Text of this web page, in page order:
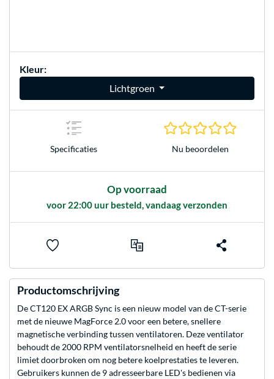
Kleur:
Lichtgroen
Specificaties Nu beoordelen
Op voorraad
voor 22:00 uur besteld, vandaag verzonden
Productomschrijving
De CT120 EX ARGB Sync is een nieuw model van de CT-serie
met de nieuwe MagForce 2.0 voor een betere, snellere
magnetische verbinding tussen ventilatoren. Deze ventilator
behoudt de 2000 RPM ventilatorsnelheid en heeft de serie
limiet doorbroken om nog betere koelprestaties te leveren.
Gebruikers kunnen de 9 adresseerbare LED's bedienen via